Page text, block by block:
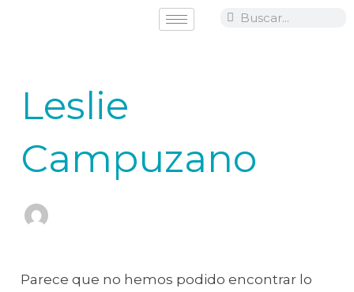
Search
Search
Leslie
Campuzano
Parece que no hemos podido encontrar lo